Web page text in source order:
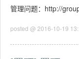
管理问题：http://
posted @ 2016-10-19